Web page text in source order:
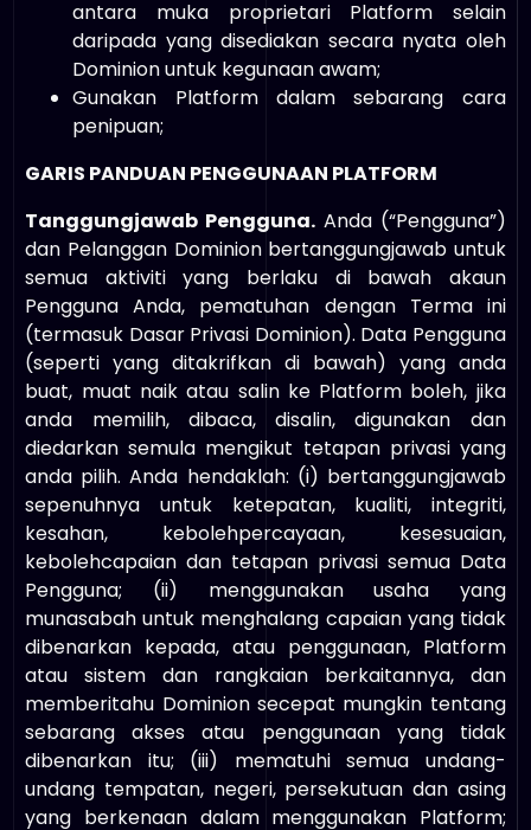
antara muka proprietari Platform selain
daripada yang disediakan secara nyata oleh
Dominion untuk kegunaan awam;
Gunakan Platform dalam sebarang cara
penipuan;
GARIS PANDUAN PENGGUNAAN PLATFORM
Tanggungjawab Pengguna. Anda (“Pengguna”)
dan Pelanggan Dominion bertanggungjawab untuk
semua aktiviti yang berlaku di bawah akaun
Pengguna Anda, pematuhan dengan Terma ini
(termasuk Dasar Privasi Dominion). Data Pengguna
(seperti yang ditakrifkan di bawah) yang anda
buat, muat naik atau salin ke Platform boleh, jika
anda memilih, dibaca, disalin, digunakan dan
diedarkan semula mengikut tetapan privasi yang
anda pilih. Anda hendaklah: (i) bertanggungjawab
sepenuhnya untuk ketepatan, kualiti, integriti,
kesahan, kebolehpercayaan, kesesuaian,
kebolehcapaian dan tetapan privasi semua Data
Pengguna; (ii) menggunakan usaha yang
munasabah untuk menghalang capaian yang tidak
dibenarkan kepada, atau penggunaan, Platform
atau sistem dan rangkaian berkaitannya, dan
memberitahu Dominion secepat mungkin tentang
sebarang akses atau penggunaan yang tidak
dibenarkan itu; (iii) mematuhi semua undang-
undang tempatan, negeri, persekutuan dan asing
yang berkenaan dalam menggunakan Platform;